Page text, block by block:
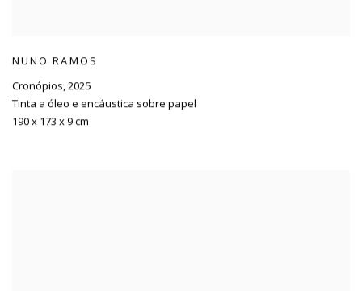
NUNO RAMOS
Cronópios,2025
Tinta a óleo e encáustica sobre papel
190 x 173 x 9 cm